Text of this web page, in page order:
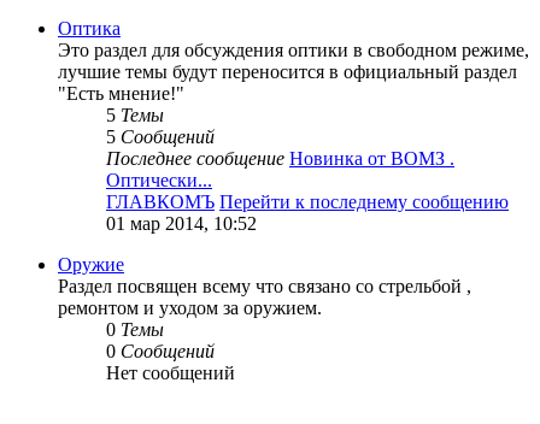
Оптика
Это раздел для обсуждения оптики в свободном режиме,
лучшие темы будут переносится в официальный раздел
"Есть мнение!"
5 Темы
5 Сообщений
Последнее сообщение Новинка от ВОМЗ .
Оптически...
ГЛАВКОМЪ Перейти к последнему сообщению
01 мар 2014, 10:52
Оружие
Раздел посвящен всему что связано со стрельбой ,
ремонтом и уходом за оружием.
0 Темы
0 Сообщений
Нет сообщений